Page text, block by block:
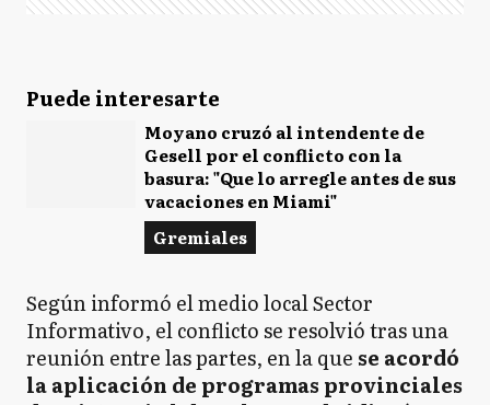
Puede interesarte
Moyano cruzó al intendente de
Gesell por el conflicto con la
basura: "Que lo arregle antes de sus
vacaciones en Miami"
Gremiales
Según informó el medio local Sector
Informativo, el conflicto se resolvió tras una
reunión entre las partes, en la que se acordó
la aplicación de programas provinciales